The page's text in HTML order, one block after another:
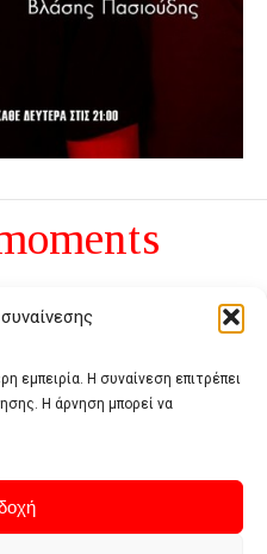
εμπειρία. Η συναίνεση επιτρέπει
Η άρνηση μπορεί να
ανέχειας, είναι το αντίθετο της